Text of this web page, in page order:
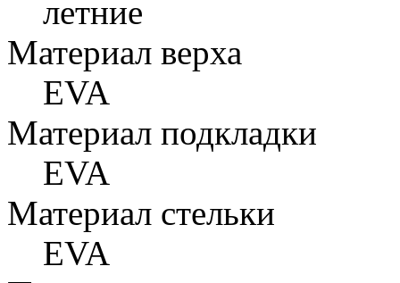
летние
Материал верха
EVA
Материал подкладки
EVA
Материал стельки
EVA